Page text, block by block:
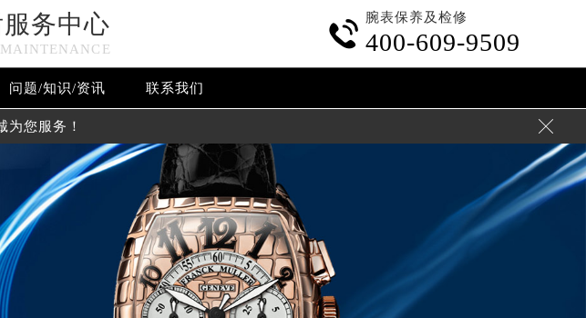
务中心 
腕表保养及检修
400-609-9509
问题/知识/资讯 联系我们
为您服务！ 